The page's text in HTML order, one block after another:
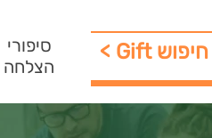
סיפורי
הצלחה
< Gift חיפוש